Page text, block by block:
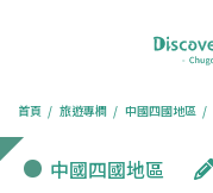
首頁 旅遊專欄 中國四國地區
中國四國地區
體驗・